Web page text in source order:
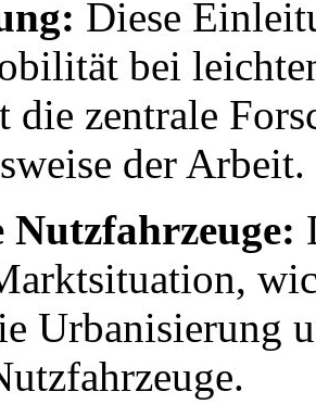
Diese
bei
zentrale
der Arbeit.
Nutzfahrzeuge:
Urbanisierung